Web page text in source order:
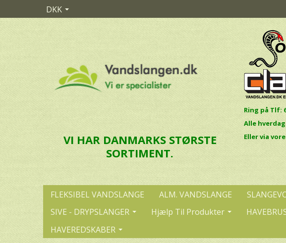
DKK
VI HAR DANMARKS STØRSTE
SORTIMENT.
Ring på Tlf:
Alle
Eller via
FLEKSIBEL VANDSLANGE ALM. VANDSLANGE
SIVE - DRYPSLANGER
Hjælp Til Produkter
HAVEREDSKABER